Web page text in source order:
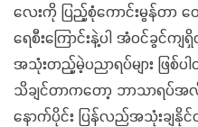
လေးကို ပြည့်စုံကောင်းမွန်တာ
ရေစီးကြောင်းနဲ့ပါ အံဝင်ခွ
အသုံးတည့်မဲ့ပညာရပ်များ ဖြစ်ပ
သိချင်တာကတော့ ဘာသာရပ်အ
နောက်ပိုင်း ပြန်လည်အသုံးချနို